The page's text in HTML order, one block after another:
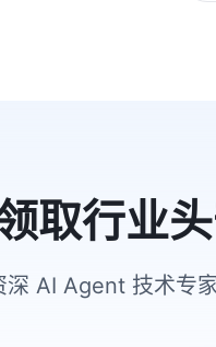
取行业
深 AI Agent 技术专